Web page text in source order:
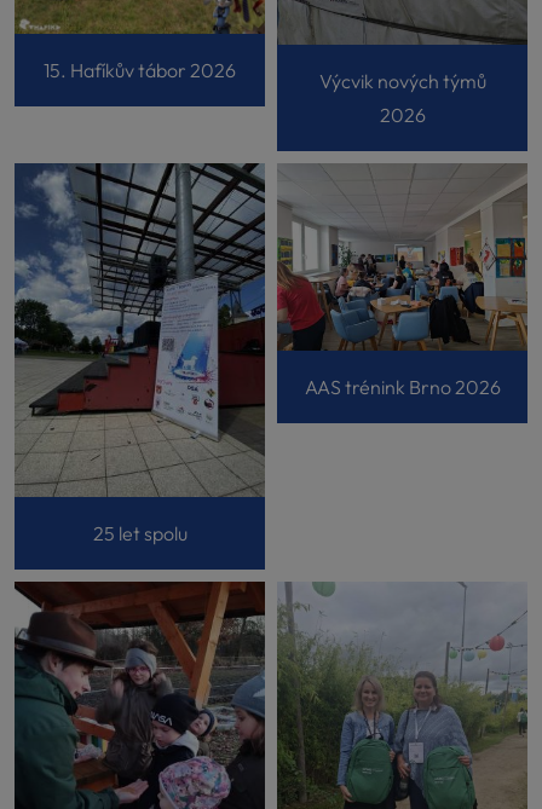
15. Hafíkův tábor 2026
Výcvik nových týmů
2026
25 let spolu
AAS trénink Brno 2026